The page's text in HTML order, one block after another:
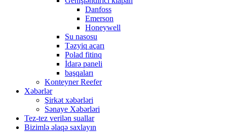
Danfoss
Emerson
Honeywell
Su nasosu
Təzyiq açarı
Polad fitinq
İdarə paneli
başqaları
Konteyner Reefer
Xəbərlər
Şirkət xəbərləri
Sənaye Xəbərləri
Tez-tez verilən suallar
Bizimlə əlaqə saxlayın